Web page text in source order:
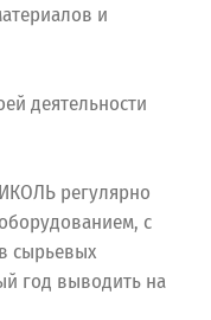
и
деятельности
регулярно
с
сырьевых
год выводить на